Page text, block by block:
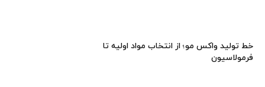
خط تولید واکس مو؛ از انتخاب مواد اولیه تا
فرمولاسیون